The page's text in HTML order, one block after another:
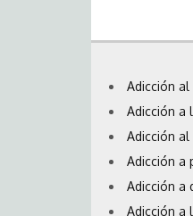
Adicción
Adicción a
Adicción al
Adicción a
Adicción a
Adicción a